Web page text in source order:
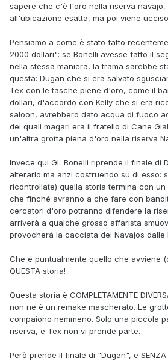
sapere che c'è l'oro nella riserva
all'ubicazione esatta, ma poi viene
Pensiamo a come è stato fatto
2000 dollari": se Bonelli avesse fatto il
nella stessa maniera, la trama sarebbe
questa: Dugan che si era salvato
Tex con le tasche piene d'oro, come il
dollari, d'accordo con Kelly che si era
saloon, avrebbero dato acqua di fuoco
dei quali magari era il fratello di Cane
un'altra grotta piena d'oro nella riserva
Invece qui GL Bonelli riprende il finale di
alterarlo ma anzi costruendo su di esso:
ricontrollate) quella storia termina con
che finché avranno a che fare con
cercatori d'oro potranno difendere la
arriverà a qualche grosso affarista
provocherà la cacciata dei Navajos dalle
Che è puntualmente quello che avviene
QUESTA storia!
Questa storia è COMPLETAMENTE
non ne è un remake mascherato. Le
compaiono nemmeno. Solo una piccola
riserva, e Tex non vi prende parte.
Però prende il finale di "Dugan", e SENZA